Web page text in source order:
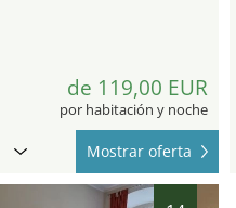
de 119,00 EUR
por habitación y noche
Mostrar oferta